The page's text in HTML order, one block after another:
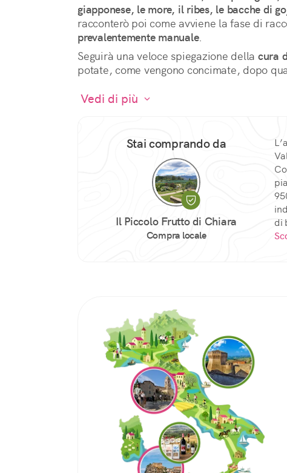
giapponese, le more, il ribes, le bacche di
racconterò poi come avviene la fase di
prevalentemente manuale.
Seguirà una veloce spiegazione della cura
potate, come vengono concimate, dopo
Stai comprando da
Il Piccolo Frutto di Chiara
Compra locale
di